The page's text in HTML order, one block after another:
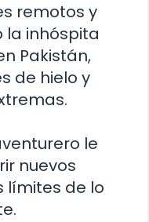
remotos y
la inhóspita
Pakistán,
de hielo y
le
nuevos
límites de lo